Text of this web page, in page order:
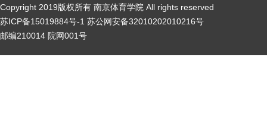
Copyright 2019版权所有 南京体育学院 All rights reserved
苏ICP备15019884号-1 苏公网安备32010202010216号
邮编210014 院网001号